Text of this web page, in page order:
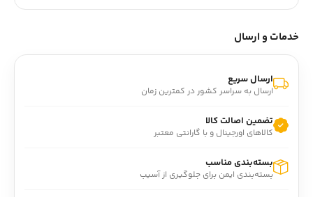
خدمات و ارسال
ارسال سریع
ارسال به سراسر کشور در کمترین زمان
تضمین اصالت کالا
کالاهای اورجینال و با گارانتی معتبر
بسته‌بندی مناسب
بسته‌بندی ایمن برای جلوگیری از آسیب